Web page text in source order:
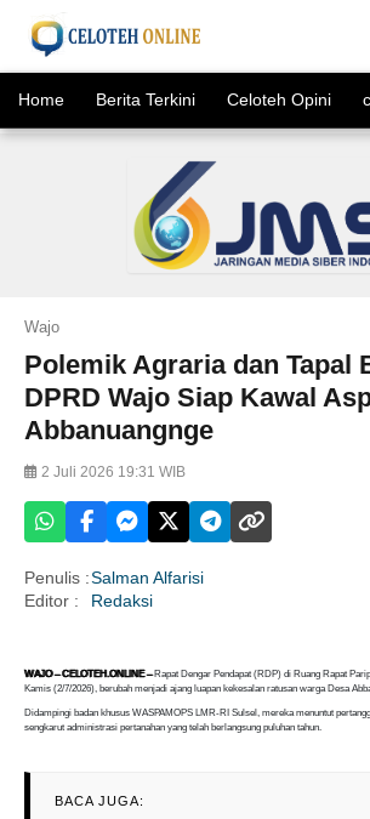
Home Berita Terkini Celoteh Opini
Wajo
Polemik Agraria dan Tapal
DPRD Wajo Siap Kawal
Abbanuangnge
2 Juli 2026 19:31 WIB
Penulis :Salman Alfarisi
Editor :
Redaksi
WAJO – CELOTEH.ONLINE –Rapat Dengar Pendapat (RDP) di Ruang Rapat
Kamis (2/7/2026), berubah menjadi ajang luapan kekesalan ratusan warga Desa
Didampingi badan khusus WASPAMOPS LMR-RI Sulsel, mereka menuntut
sengkarut administrasi pertanahan yang telah berlangsung puluhan tahun.
BACA JUGA: